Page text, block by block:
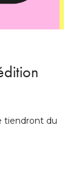
tiendront du